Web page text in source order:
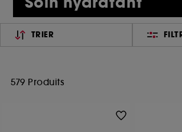
TRIER
579 Produits